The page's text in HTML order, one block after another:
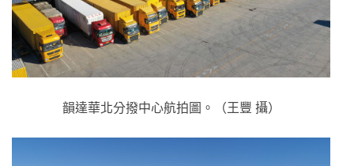
韻達華北分撥中心航拍圖。（王豐 攝）